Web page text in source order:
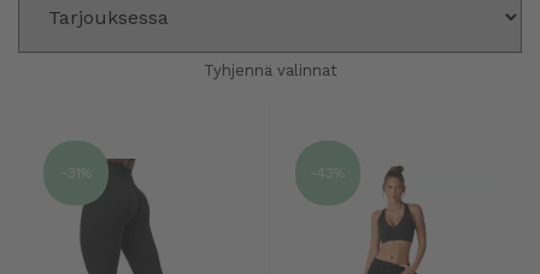
Tyhjennä valinnat
-31% -43%